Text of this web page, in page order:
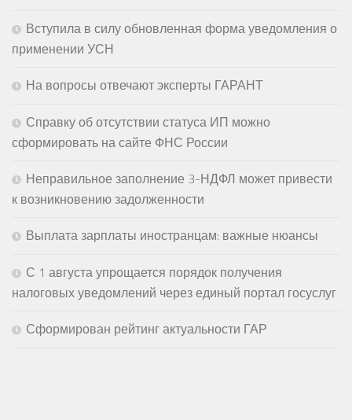
Вступила в силу обновленная форма уведомления о
применении УСН
На вопросы отвечают эксперты ГАРАНТ
Справку об отсутствии статуса ИП можно
сформировать на сайте ФНС России
Неправильное заполнение 3-НДФЛ может привести
к возникновению задолженности
Выплата зарплаты иностранцам: важные нюансы
С 1 августа упрощается порядок получения
налоговых уведомлений через единый портал госуслуг
Сформирован рейтинг актуальности ГАР